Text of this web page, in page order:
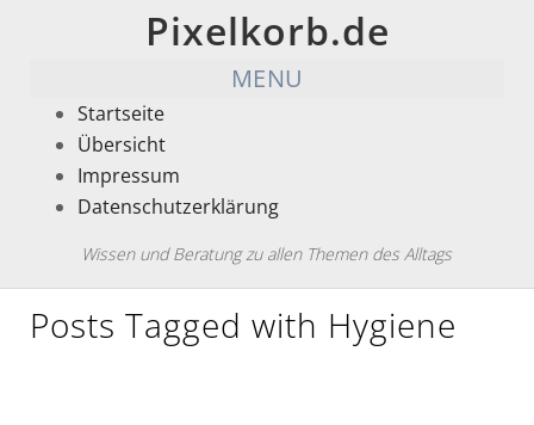
Pixelkorb.de
MENU
Startseite
Übersicht
Impressum
Datenschutzerklärung
Wissen und Beratung zu allen Themen des Alltags
Posts Tagged with Hygiene